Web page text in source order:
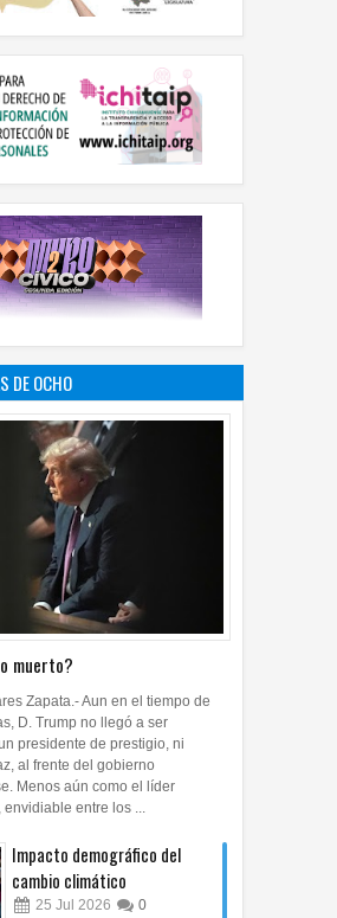
DE OCHO
muerto?
Zapata.- Aun en el tiempo de
D. Trump no llegó a ser
presidente de prestigio, ni
al frente del gobierno
Menos aún como el líder
entre los ...
Impacto demográfico del
cambio climático
25 Jul 2026 0